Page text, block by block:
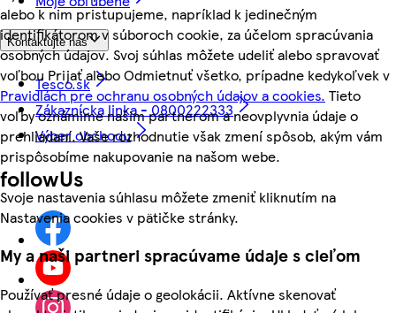
alebo k nim pristupujeme, napríklad k jedinečným
identifikátorom v súboroch cookie, za účelom spracúvania
osobných údajov. Svoj súhlas môžete udeliť alebo spravovať
voľbou Prijať alebo Odmietnuť všetko, prípadne kedykoľvek v
Pravidlách pre ochranu osobných údajov a cookies. Tieto
voľby oznámime našim partnerom a neovplyvnia údaje o
prehliadaní. Vaše rozhodnutie však zmení spôsob, akým vám
prispôsobíme nakupovanie na našom webe.
Svoje nastavenia súhlasu môžete zmeniť kliknutím na
Nastavenia cookies v pätičke stránky.
My a naši partneri spracúvame údaje s cieľom
Používať presné údaje o geolokácii. Aktívne skenovať
Kontaktujte nás
Tesco.sk
Zákaznícka linka - 0800222333
Výber obchodu
followUs